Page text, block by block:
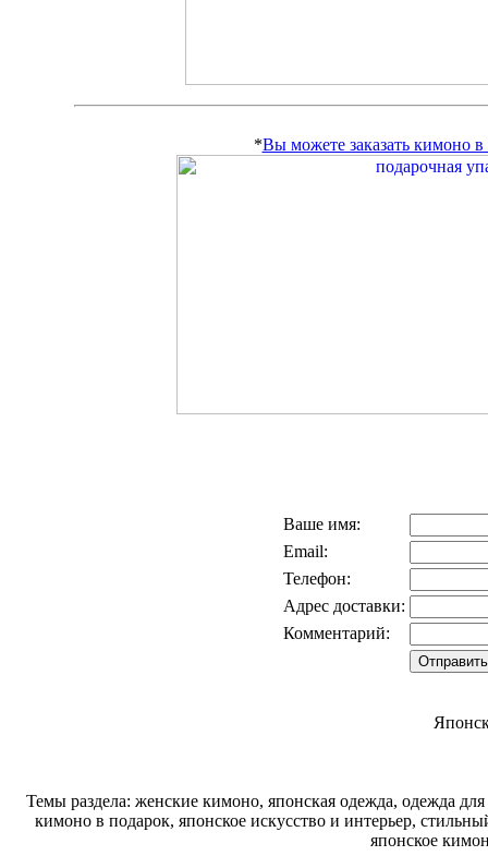
*Вы можете заказать кимоно
Ваше имя:
Email:
Телефон:
Адрес доставки:
Комментарий:
Темы раздела: женские кимоно, японская одежда, одежда
кимоно в подарок, японское искусство и интерьер,
японское